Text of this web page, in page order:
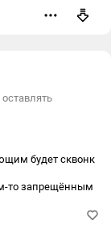
будет сквонк
то запрещённым